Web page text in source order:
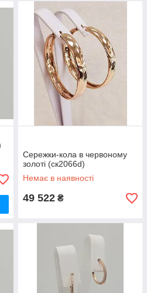
Сережки-кола в червоному
золоті (ск2066d)
Немає в наявності
49 522 ₴